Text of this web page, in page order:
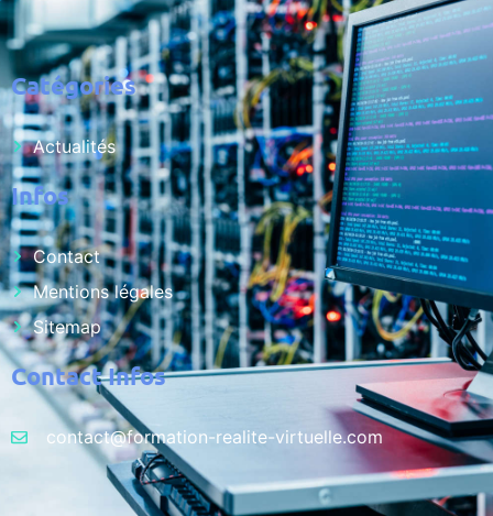
Catégories
Actualités
Infos
Contact
Mentions légales
Sitemap
Contact Infos
contact@formation-realite-virtuelle.com